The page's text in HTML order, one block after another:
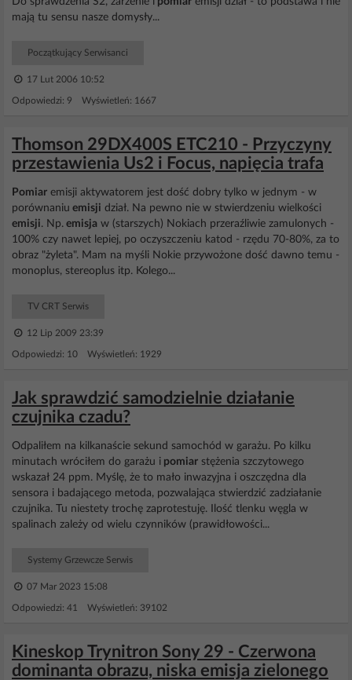
mają tu sensu nasze domysły...
Początkujący Serwisanci
17 Lut 2006 10:52
Odpowiedzi: 9 Wyświetleń: 1667
Thomson 29DX400S ETC210 - Przyczyny
przestawienia Us2 i Focus, napięcia trafa
Pomiar emisji aktywatorem jest dość dobry tylko w jednym - w
porównaniu emisji dział. Na pewno nie w stwierdzeniu wielkości
emisji. Np. emisja w (starszych) Nokiach przeraźliwie zamulonych -
100% czy nawet lepiej, po oczyszczeniu katod - rzędu 70-80%, za to
obraz "żyleta". Mam na myśli Nokie przywożone dość dawno temu -
monoplus, stereoplus itp. Kolego...
TV CRT Serwis
12 Lip 2009 23:39
Odpowiedzi: 10 Wyświetleń: 1929
Jak sprawdzić samodzielnie działanie
czujnika czadu?
Odpaliłem na kilkanaście sekund samochód w garażu. Po kilku
minutach wróciłem do garażu i pomiar stężenia szczytowego
wskazał 24 ppm. Myślę, że to mało inwazyjna i oszczędna dla
sensora i badającego metoda, pozwalająca stwierdzić zadziałanie
czujnika. Tu niestety trochę zaprotestuję. Ilość tlenku węgla w
spalinach zależy od wielu czynników (prawidłowości...
Systemy Grzewcze Serwis
07 Mar 2023 15:08
Odpowiedzi: 41 Wyświetleń: 39102
Kineskop Trynitron Sony 29 - Czerwona
dominanta obrazu, niska emisja zielonego